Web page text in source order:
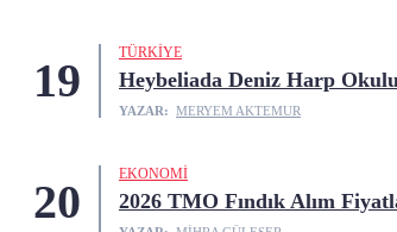
19
TÜRKIYE
Heybeliada Deniz Harp
YAZAR: MERYEM AKTEMUR
20
EKONOMI
2026 TMO Fındık Alım